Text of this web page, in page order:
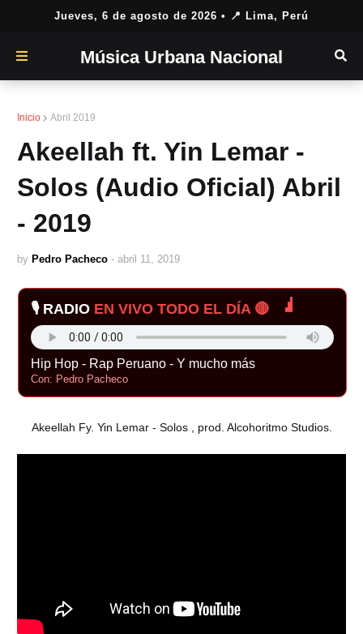
Jueves, 6 de agosto de 2026 • 📍 Lima, Perú
Música Urbana Nacional
Inicio Abril 2019
Akeellah ft. Yin Lemar -
Solos (Audio Oficial) Abril
- 2019
by Pedro Pacheco - abril 11, 2019
🎙️ RADIO EN VIVO TODO EL DÍA 🔴
Hip Hop - Rap Peruano - Y mucho más
Con: Pedro Pacheco
Akeellah Fy. Yin Lemar - Solos , prod. Alcohoritmo Studios.